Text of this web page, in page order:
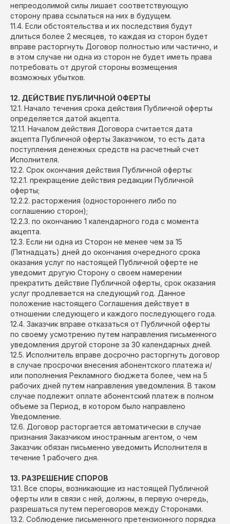
непреодолимой силы лишает соответствующую
сторону права ссылаться на них в будущем.
11.4. Если обстоятельства и их последствия будут
длиться более 2 месяцев, то каждая из сторон будет
вправе расторгнуть Договор полностью или частично, и
в этом случае ни одна из сторон не будет иметь права
потребовать от другой стороны возмещения
возможных убытков.
12. ДЕЙСТВИЕ ПУБЛИЧНОЙ ОФЕРТЫ
12.1. Начало течения срока действия Публичной оферты
определяется датой акцепта.
12.1.1. Началом действия Договора считается дата
акцепта Публичной оферты Заказчиком, то есть дата
поступления денежных средств на расчетный счет
Исполнителя.
12.2. Срок окончания действия Публичной оферты:
12.2.1. прекращение действия редакции Публичной
оферты;
12.2.2. расторжения (одностороннего либо по
соглашению сторон);
12.2.3. по окончанию 1 календарного года с момента
акцепта.
12.3. Если ни одна из Сторон не менее чем за 15
(Пятнадцать) дней до окончания очередного срока
оказания услуг по настоящей Публичной оферте не
уведомит другую Сторону о своем намерении
прекратить действие Публичной оферты, срок оказания
услуг продлевается на следующий год. Данное
положение настоящего Соглашения действует в
отношении следующего и каждого последующего года.
12.4. Заказчик вправе отказаться от Публичной оферты
по своему усмотрению путем направления письменного
уведомления другой стороне за 30 календарных дней.
12.5. Исполнитель вправе досрочно расторгнуть договор
в случае просрочки внесения абонентского платежа и/
или пополнения Рекламного бюджета более, чем на 5
рабочих дней путем направления уведомления. В таком
случае подлежит оплате абонентский платеж в полном
объеме за Период, в котором было направлено
Уведомление.
12.6. Договор расторгается автоматически в случае
признания Заказчиком иностранным агентом, о чем
Заказчик обязан письменно уведомить Исполнителя в
течение 1 рабочего дня.
13. РАЗРЕШЕНИЕ СПОРОВ
13.1. Все споры, возникающие из настоящей Публичной
оферты или в связи с ней, должны, в первую очередь,
разрешаться путем переговоров между Сторонами.
13.2. Соблюдение письменного претензионного порядка